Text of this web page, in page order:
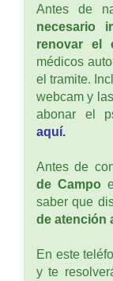
Antes de
necesario
renovar el
médicos
el tramite.
webcam y
abonar el
aquí.
Antes de
de Campo
saber que
de atención
En este
y te